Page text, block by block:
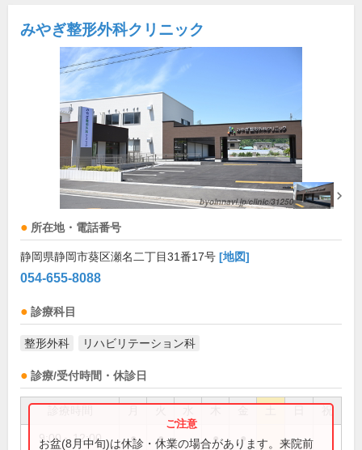
みやぎ整形外科クリニック
所在地・電話番号
静岡県静岡市葵区瀬名二丁目31番17号 [地図]
054-655-8088
診療科目
整形外科 リハビリテーション科
診療/受付時間・休診日
祝
9:00～12:00 ● ● ● ●
お盆(8月中旬)は休診・休業の場合があります。来院前